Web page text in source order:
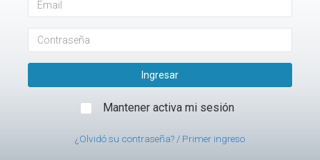
Mantener activa mi sesión
¿Olvidó su contraseña? / Primer ingreso